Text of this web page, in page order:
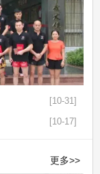
[10-31]
[10-17]
更多>>